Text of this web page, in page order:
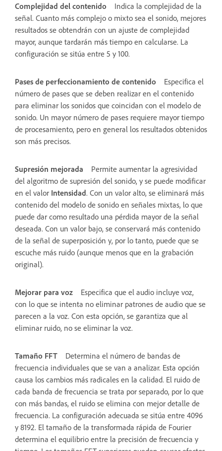
Complejidad del contenido
Indica la complejidad de la
señal. Cuanto más complejo o mixto sea el sonido, mejores
resultados se obtendrán con un ajuste de complejidad
mayor, aunque tardarán más tiempo en calcularse. La
configuración se sitúa entre 5 y 100.
Pases de perfeccionamiento de contenido
Especifica el
número de pases que se deben realizar en el contenido
para eliminar los sonidos que coincidan con el modelo de
sonido. Un mayor número de pases requiere mayor tiempo
de procesamiento, pero en general los resultados obtenidos
son más precisos.
Supresión mejorada
Permite aumentar la agresividad
del algoritmo de supresión del sonido, y se puede modificar
en el valor Intensidad. Con un valor alto, se eliminará más
contenido del modelo de sonido en señales mixtas, lo que
puede dar como resultado una pérdida mayor de la señal
deseada. Con un valor bajo, se conservará más contenido
de la señal de superposición y, por lo tanto, puede que se
escuche más ruido (aunque menos que en la grabación
original).
Mejorar para voz
Especifica que el audio incluye voz,
con lo que se intenta no eliminar patrones de audio que se
parecen a la voz. Con esta opción, se garantiza que al
eliminar ruido, no se eliminar la voz.
Tamaño FFT
Determina el número de bandas de
frecuencia individuales que se van a analizar. Esta opción
causa los cambios más radicales en la calidad. El ruido de
cada banda de frecuencia se trata por separado, por lo que
con más bandas, el ruido se elimina con mejor detalle de
frecuencia. La configuración adecuada se sitúa entre 4096
y 8192. El tamaño de la transformada rápida de Fourier
determina el equilibrio entre la precisión de frecuencia y